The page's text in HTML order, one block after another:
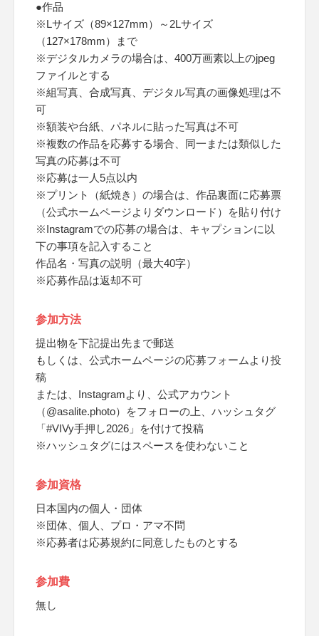
●作品
※Lサイズ（89×127mm）～2Lサイズ
（127×178mm）まで
※デジタルカメラの場合は、400万画素以上のjpeg
ファイルとする
※組写真、合成写真、デジタル写真の画像処理は不
可
※額装や台紙、パネルに貼った写真は不可
※複数の作品を応募する場合、同一または類似した
写真の応募は不可
※応募は一人5点以内
※プリント（紙焼き）の場合は、作品裏面に応募票
（公式ホームページよりダウンロード）を貼り付け
※Instagramでの応募の場合は、キャプションに以
下の事項を記入すること
作品名・写真の説明（最大40字）
※応募作品は返却不可
参加方法
提出物を下記提出先まで郵送
もしくは、公式ホームページの応募フォームより投
稿
または、Instagramより、公式アカウント
（@asalite.photo）をフォローの上、ハッシュタグ
「#VIVy手押し2026」を付けて投稿
※ハッシュタグにはスペースを使わないこと
参加資格
日本国内の個人・団体
※団体、個人、プロ・アマ不問
※応募者は応募規約に同意したものとする
参加費
無し